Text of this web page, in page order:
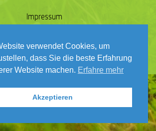
Impressum
Kontakt
verwendet Cookies, um
dass Sie die beste Erfahrung
Website machen. Erfahre mehr
Akzeptieren